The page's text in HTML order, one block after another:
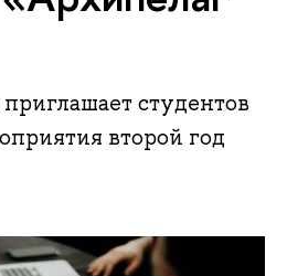
студентов
второй год